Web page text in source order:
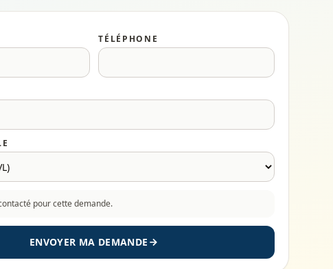
TÉLÉPHONE
pour cette demande.
ENVOYER MA DEMANDE